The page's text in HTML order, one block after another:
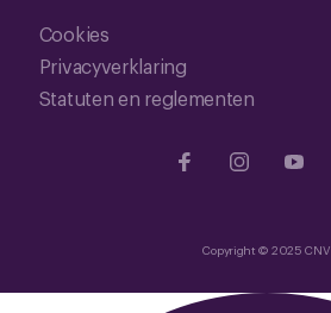
Cookies
Privacyverklaring
Statuten en reglementen
Copyright © 2025 CNV